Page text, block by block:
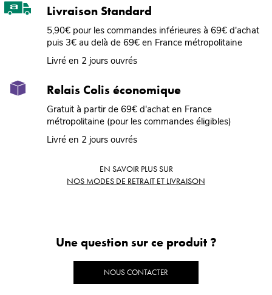
Livraison Standard
5,90€ pour les commandes inférieures à 69€ d'achat
puis 3€ au delà de 69€ en France métropolitaine
Livré en 2 jours ouvrés
Relais Colis économique
Gratuit à partir de 69€ d'achat en France
métropolitaine (pour les commandes éligibles)
Livré en 2 jours ouvrés
EN SAVOIR PLUS SUR
NOS MODES DE RETRAIT ET LIVRAISON
Une question sur ce produit ?
NOUS CONTACTER